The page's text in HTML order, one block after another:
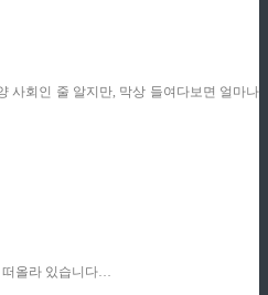
사회인 줄 알지만, 막상 들여다보면 얼마나
떠올라 있습니다…